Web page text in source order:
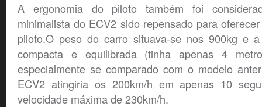
A ergonomia do piloto também foi
minimalista do ECV2 sido repensado para
piloto.O peso do carro situava-se nos 900kg e
compacta e equilibrada (tinha apenas 4
especialmente se comparado com o modelo
ECV2 atingiria os 200km/h em apenas 10
velocidade máxima de 230km/h.